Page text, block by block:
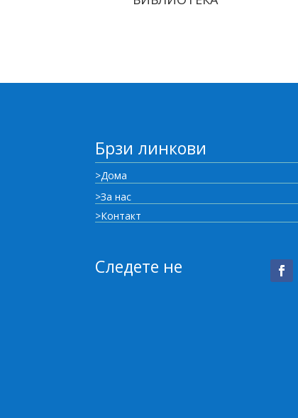
Брзи линкови
>Дома
>За нас
>Контакт
Следете не